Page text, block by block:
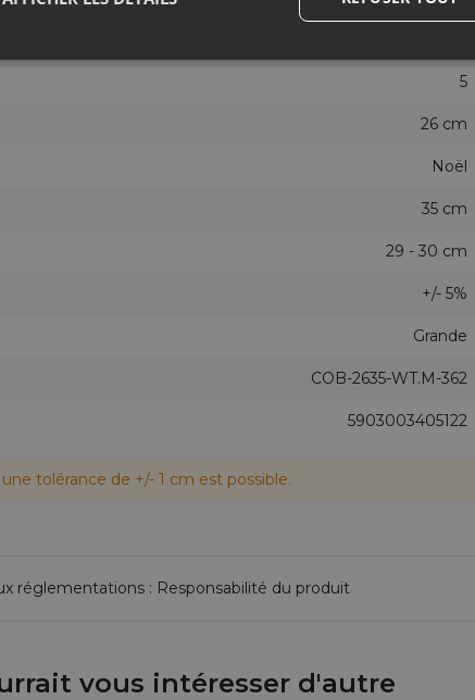
5
26 cm
Noël
35 cm
29 - 30 cm
+/- 5%
Grande
COB-2635-WT.M-362
5903003405122
tolérance de +/- 1 cm est possible.
réglementations : Responsabilité du produit
vous intéresser d'autre